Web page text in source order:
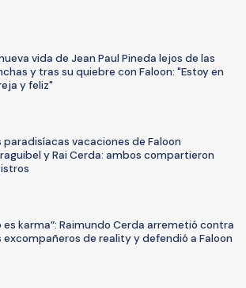
vida de Jean Paul Pineda lejos de las
y tras su quiebre con Faloon: "Estoy en
y feliz"
paradisíacas vacaciones de Faloon
y Rai Cerda: ambos compartieron
es karma”: Raimundo Cerda arremetió contra
excompañeros de reality y defendió a Faloon